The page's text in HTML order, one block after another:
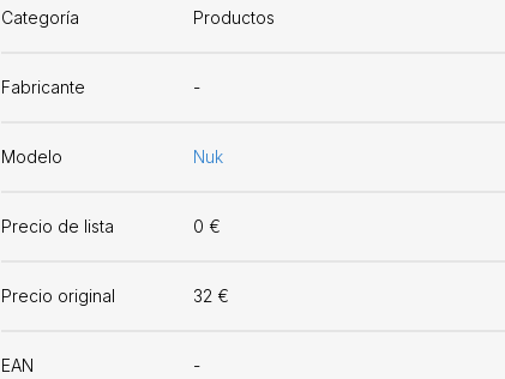
Categoría Productos
Fabricante -
Modelo Nuk
Precio de lista 0 €
Precio original 32 €
EAN -